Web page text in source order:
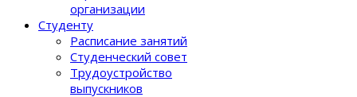
организации
Студенту
Расписание занятий
Студенческий совет
Трудоустройство
выпускников